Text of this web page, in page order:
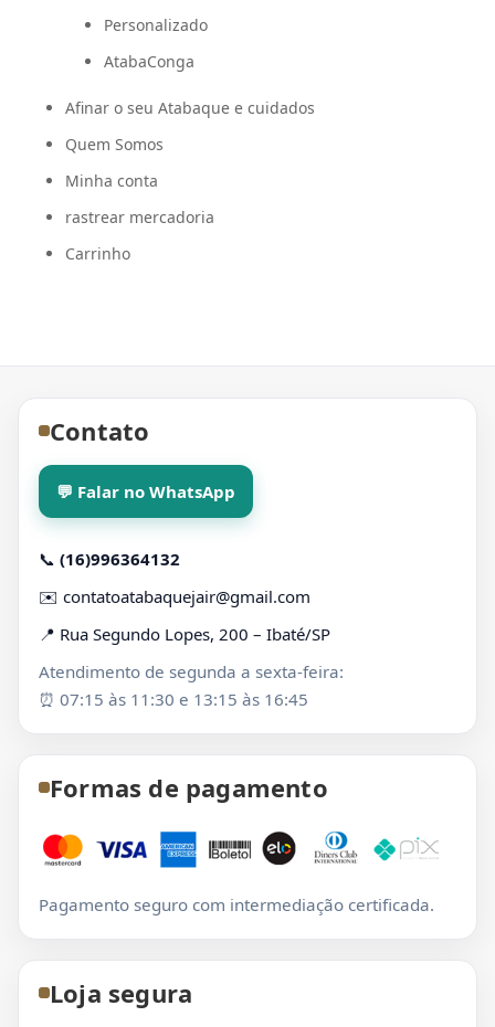
Personalizado
AtabaConga
Afinar o seu Atabaque e cuidados
Quem Somos
Minha conta
rastrear mercadoria
Carrinho
Contato
💬 Falar no WhatsApp
📞 (16)996364132
✉️ contatoatabaquejair@gmail.com
📍 Rua Segundo Lopes, 200 – Ibaté/SP
Atendimento de segunda a sexta-feira:
⏰ 07:15 às 11:30 e 13:15 às 16:45
Formas de pagamento
Pagamento seguro com intermediação certificada.
Loja segura